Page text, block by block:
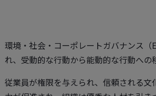
環境・社会・コーポレートガバナンス
れ、受動的な行動から能動的な行動への
従業員が権限を与えられ、信頼される